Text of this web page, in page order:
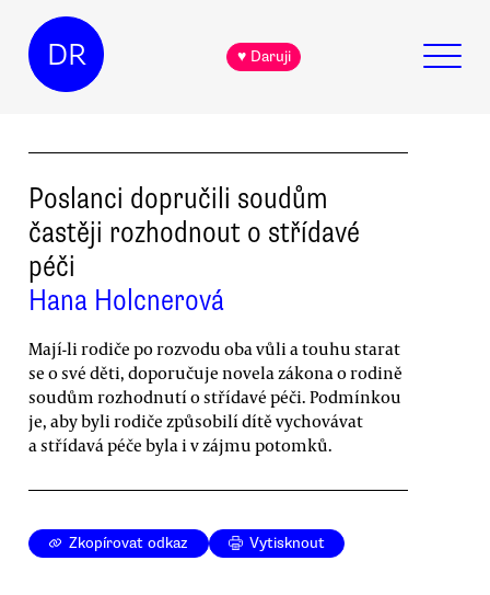
DR ♥ Daruji
Poslanci dopručili soudům
častěji rozhodnout o střídavé
péči
Hana Holcnerová
Mají-li rodiče po rozvodu oba vůli a touhu starat
se o své děti, doporučuje novela zákona o rodině
soudům rozhodnutí o střídavé péči. Podmínkou
je, aby byli rodiče způsobilí dítě vychovávat
a střídavá péče byla i v zájmu potomků.
Zkopírovat odkaz Vytisknout